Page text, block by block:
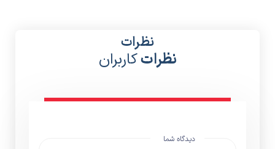
نظرات
نظراتکاربران
دیدگاه شما